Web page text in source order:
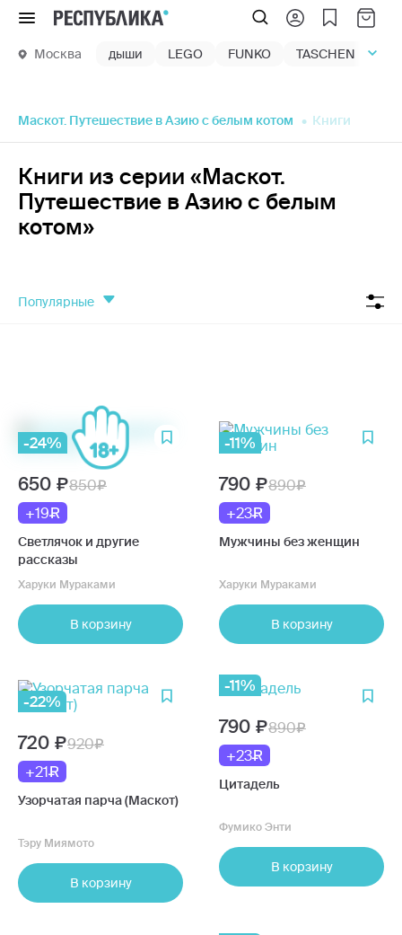
Меню
Москва дыши LEGO FUNKO TASCHEN
Маскот. Путешествие в Азию с белым котом Книги
Книги из серии «Маскот.
Путешествие в Азию с белым
котом»
популярные
-24%
650
850
+19
Светлячок и другие
рассказы
Харуки Мураками
В корзину
-11%
790
890
+23
Мужчины без женщин
Харуки Мураками
В корзину
-22%
720
920
+21
Узорчатая парча (Маскот)
Тэру Миямото
В корзину
-11%
790
890
+23
Цитадель
Фумико Энти
В корзину